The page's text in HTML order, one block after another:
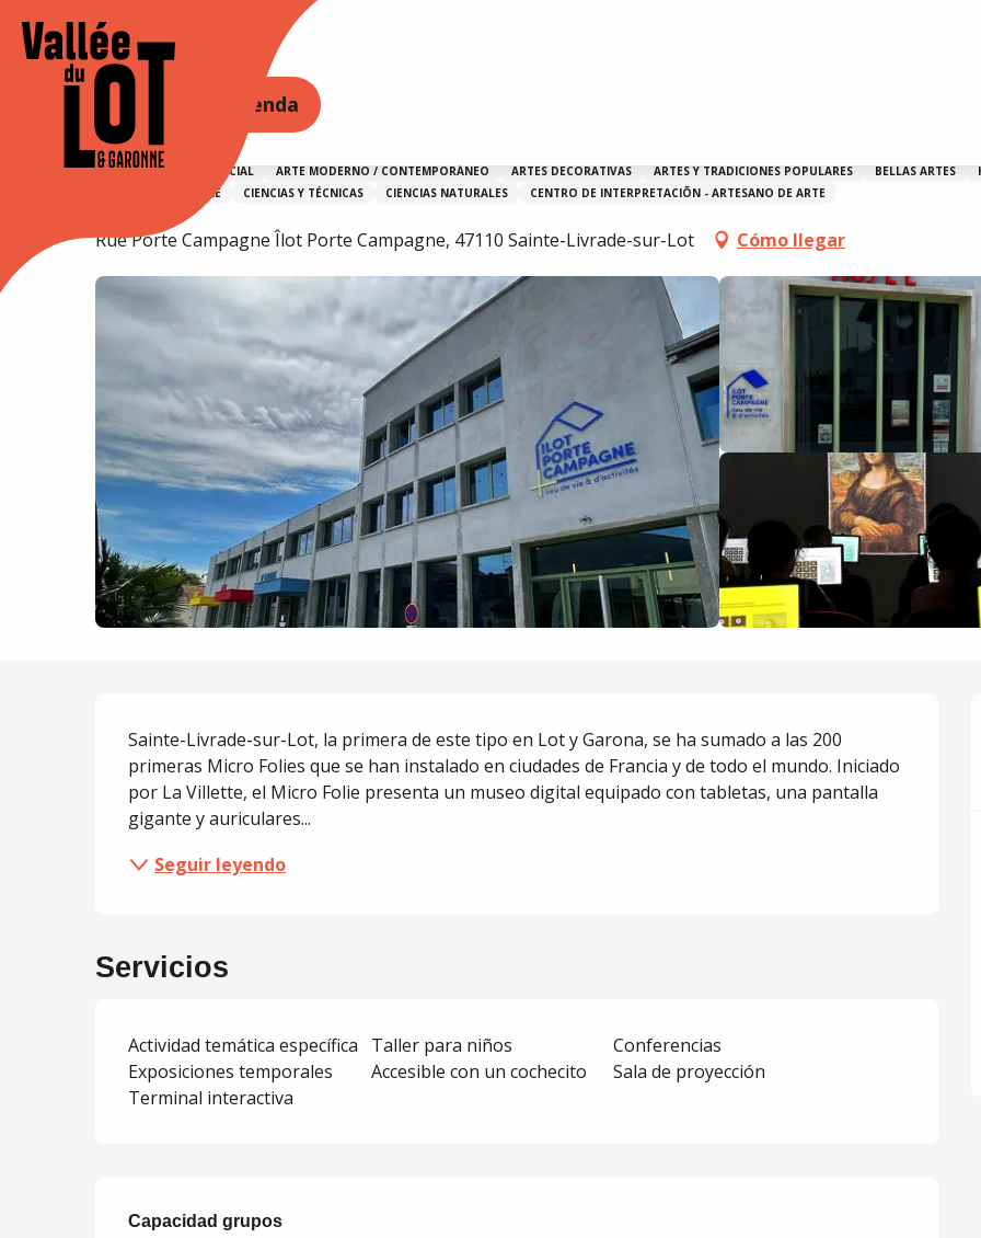
contenu
principal
Agenda
Accueil La Micro Folie
La Micro Folie
AERONÁUTICA / ESPACIAL ARTE MODERNO / CONTEMPORÁNEO ARTES DECORATIVAS ARTES Y TRADICIONES POPULARES BELLAS ARTES
FOTOGRAFÍA Y CINE
CIENCIAS Y TÉCNICAS CIENCIAS NATURALES CENTRO DE INTERPRETACIÕN - ARTESANO DE ARTE
Rue Porte Campagne Îlot Porte Campagne, 47110 Sainte-Livrade-sur-Lot Cómo llegar
Descripción
Sainte-Livrade-sur-Lot, la primera de este tipo en Lot y Garona, se ha sumado a las 200
primeras Micro Folies que se han instalado en ciudades de Francia y de todo el mundo. Iniciado
por La Villette, el Micro Folie presenta un museo digital equipado con tabletas, una pantalla
gigante y auriculares...
Seguir leyendo
Servicios
Actividad temática específica Taller para niños
Conferencias
Exposiciones temporales
Accesible con un cochecito
Sala de proyección
Terminal interactiva
Capacidad grupos
Capacidad grupos